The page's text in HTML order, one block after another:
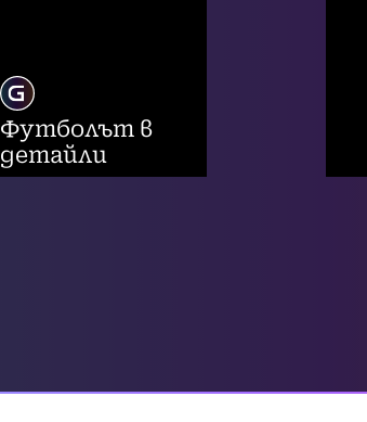
Футболът в
детайли